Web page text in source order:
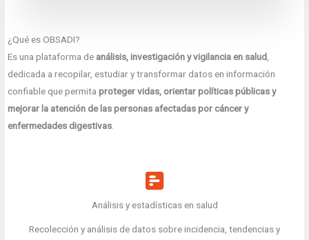
¿Qué es OBSADI?
Es una plataforma de análisis, investigación y vigilancia en salud,
dedicada a recopilar, estudiar y transformar datos en información
confiable que permitaproteger vidas, orientar políticas públicas y
mejorar la atención de las personas afectadas por cáncer y
enfermedades digestivas.
Análisis y estadísticas en salud
Recolección y análisis de datos sobre incidencia, tendencias y